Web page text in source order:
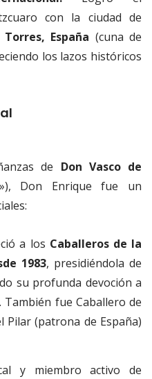
con la ciudad de
España (cuna de
los lazos históricos
de Don Vasco de
Don Enrique fue un
a los Caballeros de la
1983, presidiéndola de
su profunda devoción a
fue Caballero de
Pilar (patrona de España)
y miembro activo de